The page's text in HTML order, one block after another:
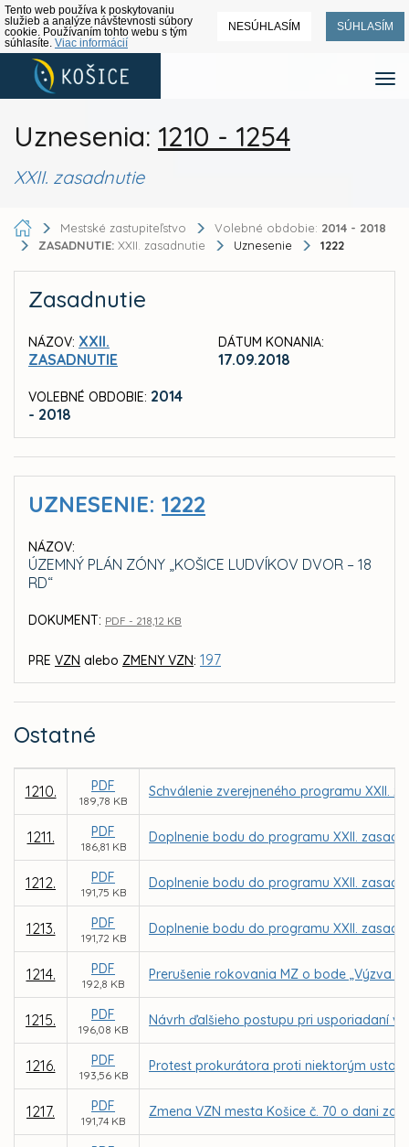
Tento web používa k poskytovaniu
služieb a analýze návštevnosti súbory
cookie. Používaním tohto webu s tým
súhlasíte. Viac informácií
NESÚHLASÍM SÚHLASÍM
Uznesenia: 1210 - 1254
XXII. zasadnutie
Mestské zastupiteľstvo Volebné obdobie: 2014 - 2018
ZASADNUTIE: XXII. zasadnutie Uznesenie 1222
Zasadnutie
NÁZOV: XXII.
ZASADNUTIE
VOLEBNÉ OBDOBIE: 2014
- 2018
DÁTUM KONANIA:
17.09.2018
UZNESENIE: 1222
NÁZOV:
ÚZEMNÝ PLÁN ZÓNY „KOŠICE LUDVÍKOV DVOR – 18
RD“
DOKUMENT: PDF - 218,12 KB
PRE VZN alebo ZMENY VZN: 197
Ostatné
1210. PDF
189,78 KB
Schválenie zverejneného programu XXII.
1211. PDF
186,81 KB
Doplnenie bodu do programu XXII.
1212. PDF
191,75 KB
Doplnenie bodu do programu XXII.
1213. PDF
191,72 KB
Doplnenie bodu do programu XXII.
1214. PDF
192,8 KB
Prerušenie rokovania MZ o bode „Výzva
1215. PDF
196,08 KB
Návrh ďalšieho postupu pri usporiadaní
1216. PDF
193,56 KB
Protest prokurátora proti niektorým
1217. PDF
191,74 KB
Zmena VZN mesta Košice č. 70 o dani za